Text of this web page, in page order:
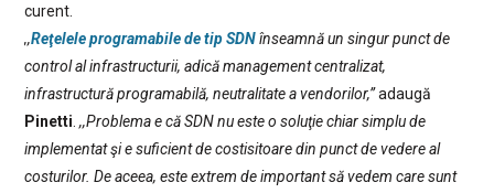
curent.
,,Reţelele programabile de tip SDNînseamnă un singur punct de
control al infrastructurii, adică management centralizat,
infrastructură programabilă, neutralitate a vendorilor,”adaugă
Pinetti ,,Problema e că SDN nu este o soluţie chiar simplu de
implementat şi e suficient de costisitoare din punct de vedere al
costurilor. De aceea, este extrem de important să vedem care sunt